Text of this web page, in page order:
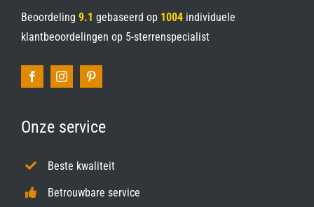
Beoordeling 9.1 gebaseerd op 1004individuele
klantbeoordelingen op 5-sterrenspecialist
Onze service
Beste kwaliteit
Betrouwbare service